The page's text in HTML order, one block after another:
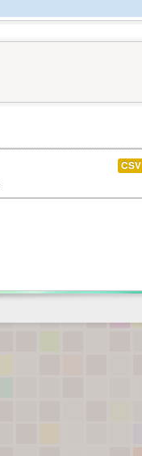
CSV